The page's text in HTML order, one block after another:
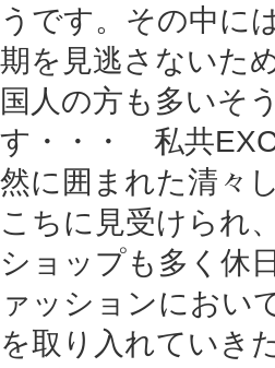
うです。その中に
期を見逃さないた
国人の方も多いそ
す・・・ 私共
然に囲まれた清々
こちに見受けられ
ショップも多く休
ァッションにおい
を取り入れていき